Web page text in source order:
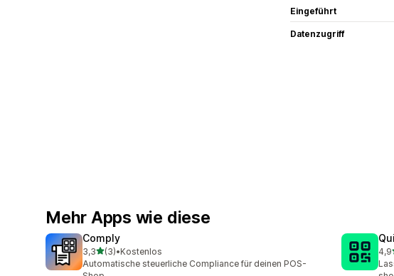
Eingeführt
Datenzugriff
Mehr Apps wie diese
Comply
3,3von 5 Sternen
(3)
3 Rezensionen insgesamt
•Kostenlos
Automatische steuerliche Compliance für deinen POS-
4,9
38